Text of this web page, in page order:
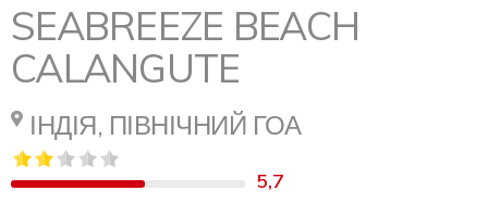
SEABREEZE BEACH
CALANGUTE
ІНДІЯ, ПІВНІЧНИЙ ГОА
5,7